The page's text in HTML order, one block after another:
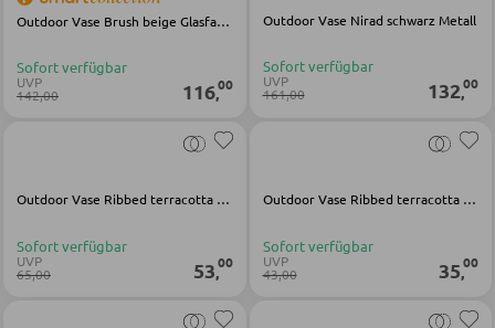
Einzelbetten
Komplette Schlafzimmer
MATRATZEN SHOP
Matratzen
Lattenroste
Outdoor Vase Brush beige Glasfaser
Sofort verfügbar
UVP
142,00 116,00
Outdoor Vase Nirad schwarz Metall
Sofort verfügbar
UVP
161,00 132,00
Outdoor Vase Ribbed terracotta Glasfaser
Sofort verfügbar
UVP
65,00 53,00
Outdoor Vase Ribbed terracotta Glasfaser
Sofort verfügbar
UVP
43,00 35,00